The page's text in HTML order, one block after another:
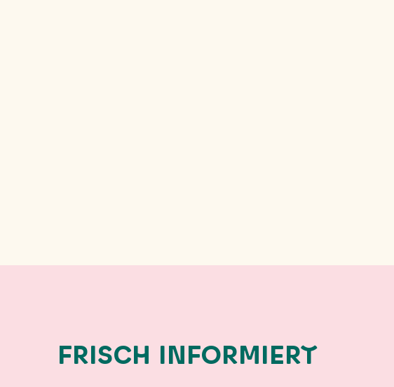
FRISCH INFORMIERT